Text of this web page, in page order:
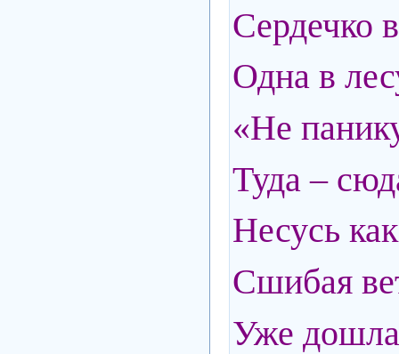
Сердечко
Одна в
«Не
Туда –
Несусь
Сшибая
Уже